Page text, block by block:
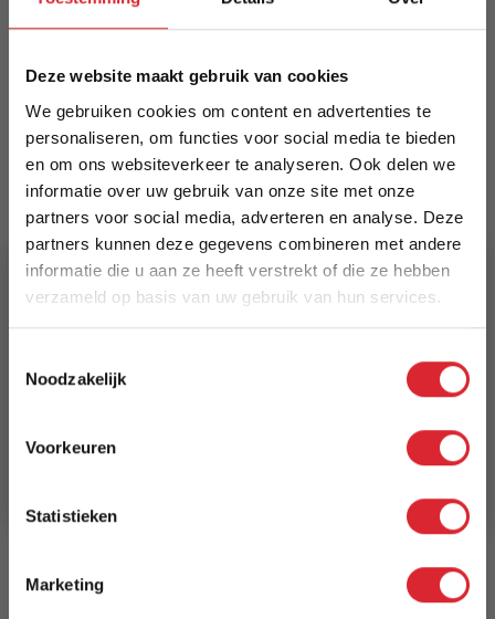
Deze website maakt gebruik van cookies
We gebruiken cookies om content en advertenties te
personaliseren, om functies voor social media te bieden
en om ons websiteverkeer te analyseren. Ook delen we
informatie over uw gebruik van onze site met onze
partners voor social media, adverteren en analyse. Deze
partners kunnen deze gegevens combineren met andere
informatie die u aan ze heeft verstrekt of die ze hebben
verzameld op basis van uw gebruik van hun services.
Noodzakelijk
Voorkeuren
Statistieken
Marketing
vormvariaties. Eenvoudige montage, ongeveer 15
minuten. Geschikt voor eet- en vergaderruimtes.
Schrijf uw eigen review
Meer informatie
Merk
Dimehouse
EAN
8720053566279
€ 687,44
3 tot 5 werkdagen